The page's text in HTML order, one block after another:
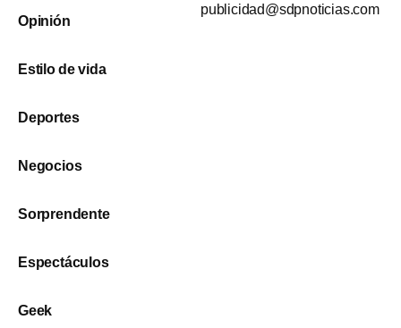
Opinión
Estilo de vida
Deportes
Negocios
Sorprendente
Espectáculos
Geek
publicidad@sdpnoticias.com